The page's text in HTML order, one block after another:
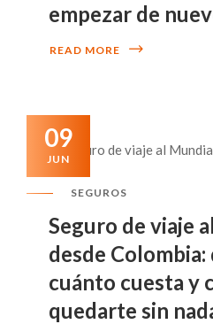
empezar de
READ MORE
09
JUN
SEGUROS
Seguro de viaje
desde Colombia:
cuánto cuesta y
quedarte sin